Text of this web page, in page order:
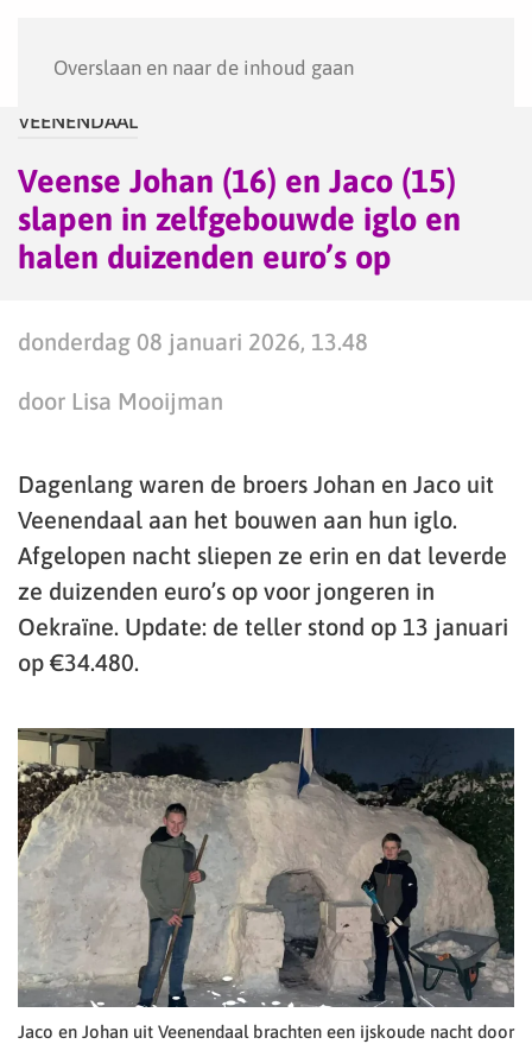
Overslaan en naar de inhoud gaan
VEENENDAAL
Veense Johan (16) en Jaco (15)
slapen in zelfgebouwde iglo en
halen duizenden euro’s op
donderdag 08 januari 2026, 13.48
door Lisa Mooijman
Dagenlang waren de broers Johan en Jaco uit
Veenendaal aan het bouwen aan hun iglo.
Afgelopen nacht sliepen ze erin en dat leverde
ze duizenden euro’s op voor jongeren in
Oekraïne. Update: de teller stond op 13 januari
op €34.480.
Jaco en Johan uit Veenendaal brachten een ijskoude nacht door